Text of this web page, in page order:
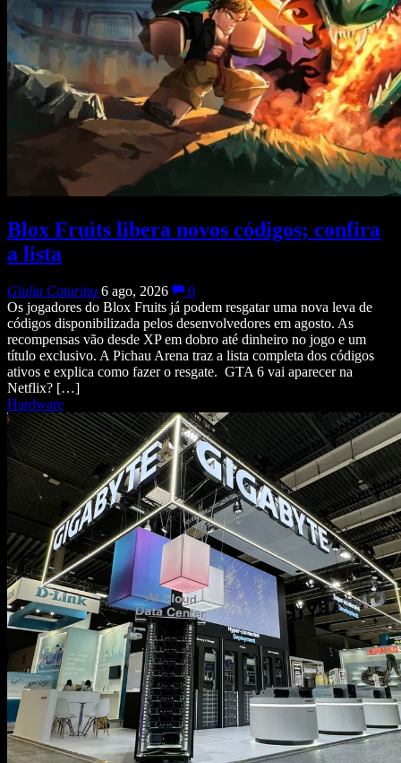
Blox Fruits libera novos códigos; confira
a lista
Giulia Catarina 6 ago, 2026
0
Os jogadores do Blox Fruits já podem resgatar uma nova leva de
códigos disponibilizada pelos desenvolvedores em agosto. As
recompensas vão desde XP em dobro até dinheiro no jogo e um
título exclusivo. A Pichau Arena traz a lista completa dos códigos
ativos e explica como fazer o resgate. GTA 6 vai aparecer na
Netflix? […]
Hardware